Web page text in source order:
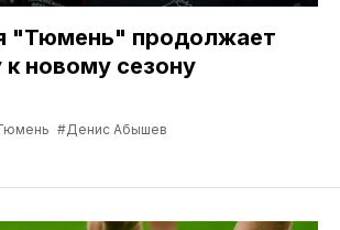
"Тюмень" продолжает
к новому сезону
#Денис Абышев